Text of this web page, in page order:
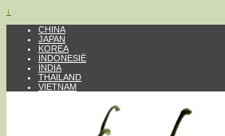
↓
CHINA
JAPAN
KOREA
INDONESIË
INDIA
THAILAND
VIETNAM